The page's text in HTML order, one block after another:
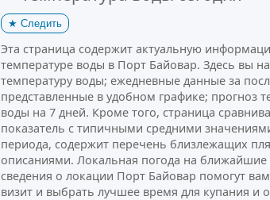
★ Следить
Эта страница содержит актуальную
температуре воды в Порт Байовар. Здесь вы
температуру воды; ежедневные данные за
представленные в удобном графике; прогноз
воды на 7 дней. Кроме того, страница
показатель с типичными средними
периода, содержит перечень близлежащих
описаниями. Локальная погода на
сведения о локации Порт Байовар помогут
визит и выбрать лучшее время для купания и